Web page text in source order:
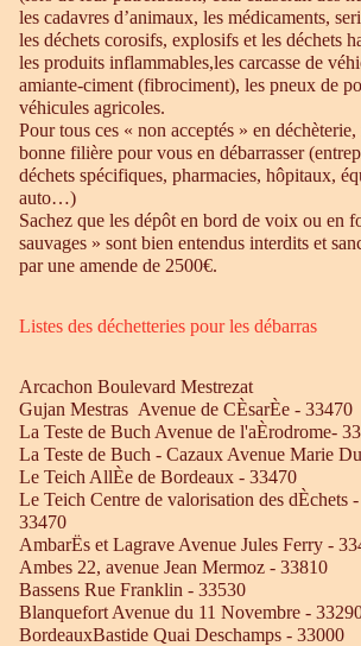
les cadavres d’animaux, les médicaments,
les déchets corosifs, explosifs et les déchets
les produits inflammables,les carcasse de
amiante-ciment (fibrociment), les pneux de
véhicules agricoles.
Pour tous ces « non acceptés » en
bonne filière pour vous en débarrasser
déchets spécifiques, pharmacies, hôpitaux,
auto…)
Sachez que les dépôt en bord de voix ou en
sauvages » sont bien entendus interdits et
par une amende de 2500€.
Listes des déchetteries pour les débarras
Arcachon Boulevard Mestrezat
Gujan Mestras Avenue de CÈsarÈe - 33470
La Teste de Buch Avenue de l'aÈrodrome-
La Teste de Buch - Cazaux Avenue Marie
Le Teich AllÈe de Bordeaux - 33470
Le Teich Centre de valorisation des
33470
AmbarËs et Lagrave Avenue Jules Ferry -
Ambes 22, avenue Jean Mermoz - 33810
Bassens Rue Franklin - 33530
Blanquefort Avenue du 11 Novembre -
BordeauxBastide Quai Deschamps - 33000